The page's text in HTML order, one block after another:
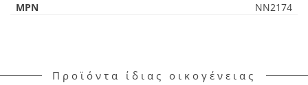
MPN
NN2174
Προϊόντα ίδιας οικογένειας